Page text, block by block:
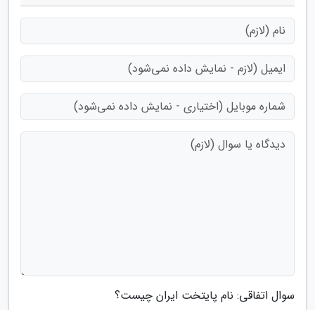
سوال اتفاقی: نام پایتخت ایران چیست؟